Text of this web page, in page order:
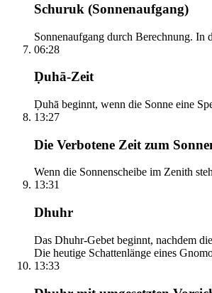
Schuruk (Sonnenaufgang)
Sonnenaufgang durch Berechnung. In
06:28
Ḍuhā-Zeit
Ḍuhā beginnt, wenn die Sonne eine
13:27
Die Verbotene Zeit zum
Wenn die Sonnenscheibe im Zenith
13:31
Dhuhr
Das Dhuhr-Gebet beginnt, nachdem
Die heutige Schattenlänge eines
13:33